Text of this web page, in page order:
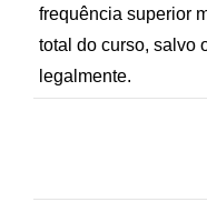
frequência superior
total do curso, salvo
legalmente.